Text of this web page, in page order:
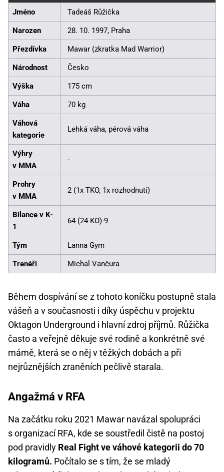
Jméno Tadeáš Růžička
Narozen 28. 10. 1997, Praha
Přezdívka Mawar (zkratka Mad Warrior)
Národnost Česko
Výška 175 cm
Váha 70 kg
Váhová
kategorie
Lehká váha, pérová váha
Výhry
v MMA
-
Prohry
v MMA
2 (1x TKO, 1x rozhodnutí)
Bilance v K-
1
64 (24 KO)-9
Tým Lanna Gym
Trenéři Michal Vančura
Během dospívání se z tohoto koníčku postupně stala
vášeň a v současnosti i díky úspěchu v projektu
Oktagon Underground i hlavní zdroj příjmů. Růžička
často a veřejně děkuje své rodině a konkrétně své
mámě, která se o něj v těžkých dobách a při
nejrůznějších zraněních pečlivě starala.
Angažmá v RFA
Na začátku roku 2021 Mawar navázal spolupráci
s organizací RFA, kde se soustředil čistě na postoj
pod pravidly Real Fight ve váhové kategorii do 70
kilogramů. Počítalo se s tím, že se mladý